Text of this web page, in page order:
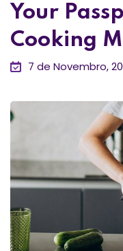
Your
Cooking
7 de Novembro,